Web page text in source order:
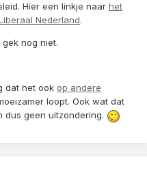
Hier een linkje naar het
Nederland.
nog niet.
dat het ook op andere
loopt. Ook wat dat
geen uitzondering.